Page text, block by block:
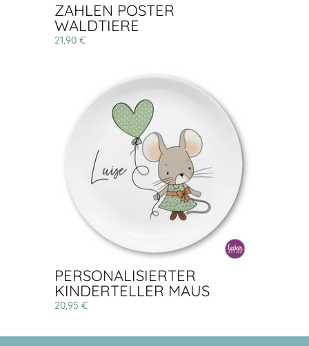
ZAHLEN POSTER
WALDTIERE
21,90 €
PERSONALISIERTER
KINDERTELLER MAUS
20,95 €